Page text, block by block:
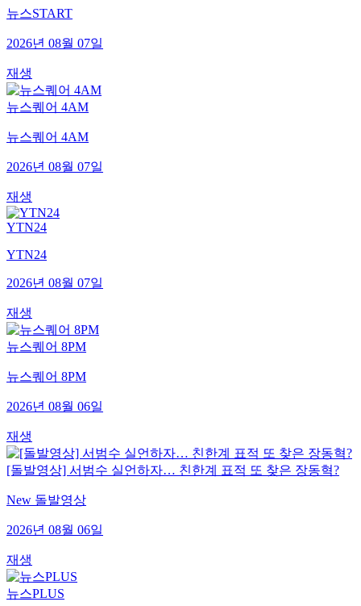
뉴스START
2026년 08월 07일
재생
뉴스퀘어 4AM
뉴스퀘어 4AM
2026년 08월 07일
재생
YTN24
YTN24
2026년 08월 07일
재생
뉴스퀘어 8PM
뉴스퀘어 8PM
2026년 08월 06일
재생
[돌발영상] 서범수 실언하자… 친한계 표적 또 찾은 장동혁?
New 돌발영상
2026년 08월 06일
재생
뉴스PLUS